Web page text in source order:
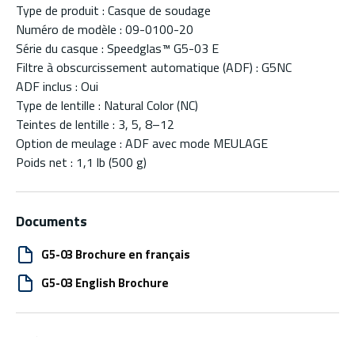
Type de produit : Casque de soudage
Numéro de modèle : 09-0100-20
Série du casque : Speedglas™ G5-03 E
Filtre à obscurcissement automatique (ADF) : G5NC
ADF inclus : Oui
Type de lentille : Natural Color (NC)
Teintes de lentille : 3, 5, 8–12
Option de meulage : ADF avec mode MEULAGE
Poids net : 1,1 lb (500 g)
Documents
G5-03 Brochure en français
G5-03 English Brochure